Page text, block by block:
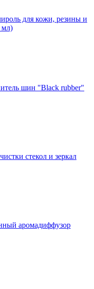
для кожи, резины и
мл)
шин "Black rubber"
стекол и зеркал
аромадиффузор